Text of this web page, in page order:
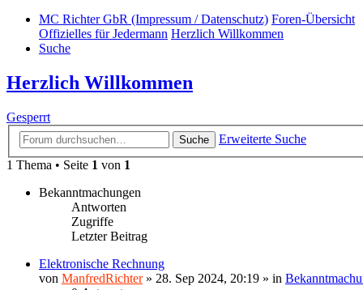
MC Richter GbR (Impressum / Datenschutz) Foren-Übersicht
Offizielles für Jedermann Herzlich Willkommen
Suche
Herzlich Willkommen
Gesperrt
Suche
Erweiterte Suche
1 Thema • Seite 1 von 1
Bekanntmachungen
Antworten
Zugriffe
Letzter Beitrag
Elektronische Rechnung
von ManfredRichter» 28. Sep 2024, 20:19 » in